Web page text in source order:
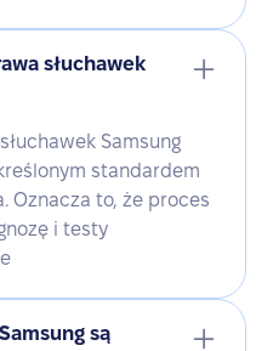
słuchawek
Samsung
standardem
Oznacza to, że proces
i testy
są